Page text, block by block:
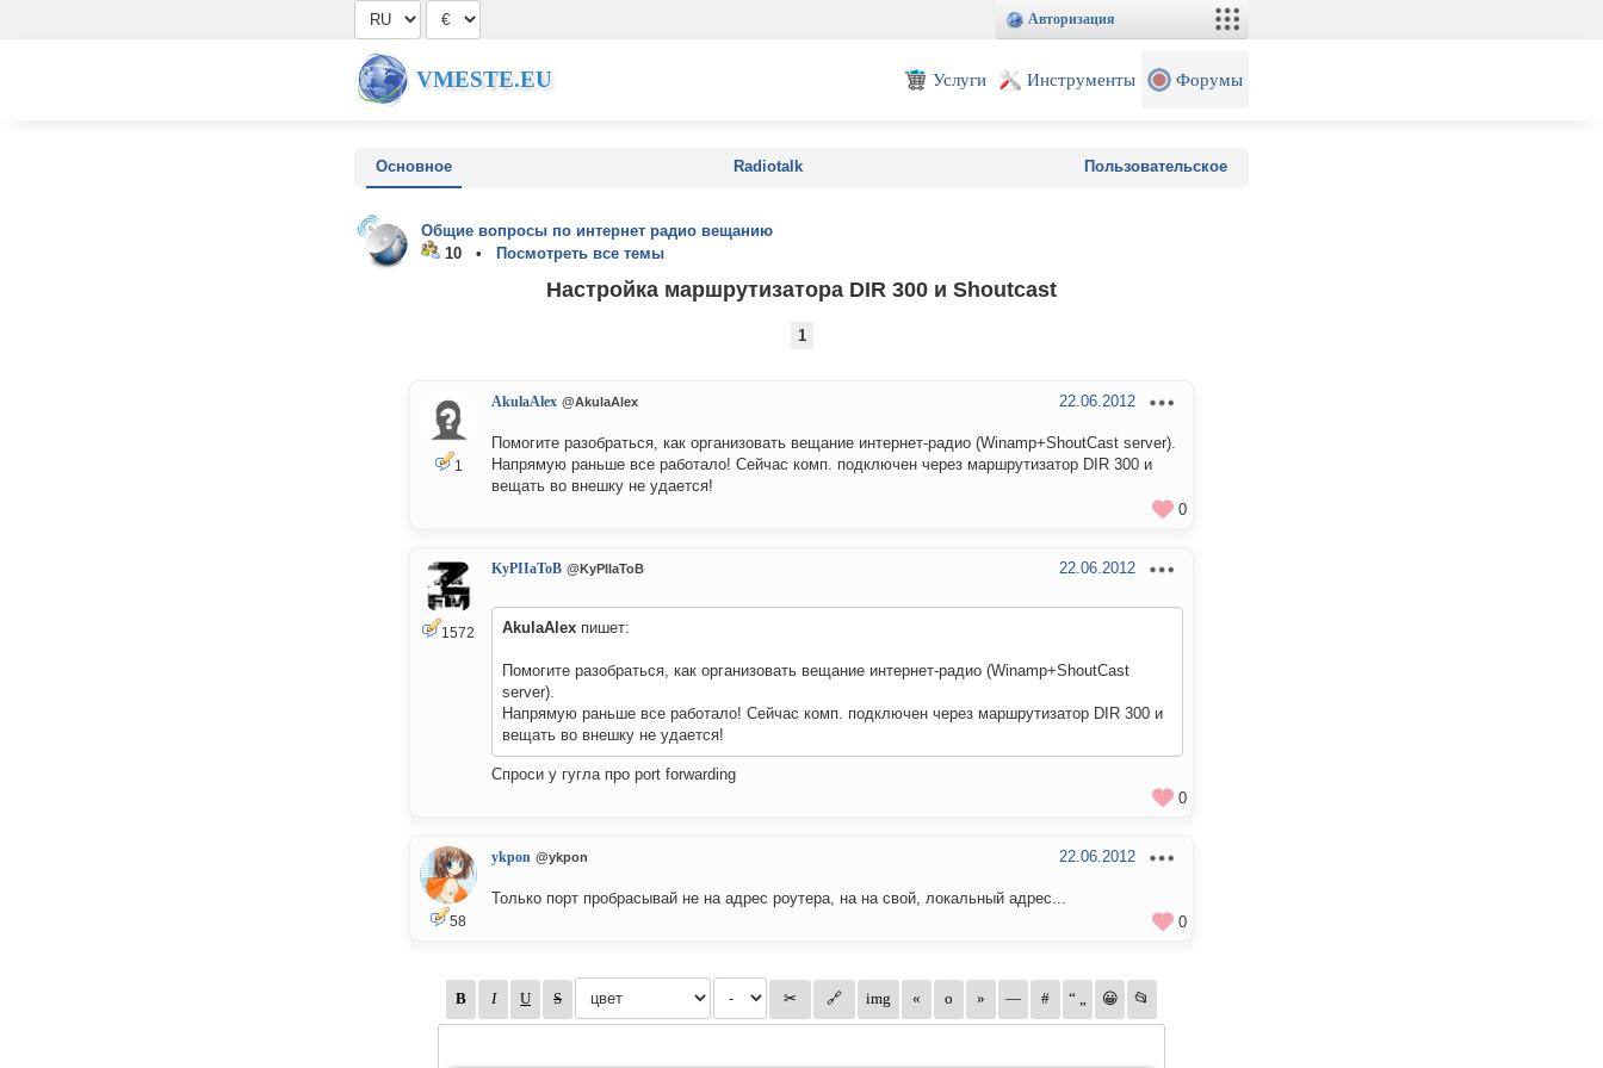
Авторизация
VMESTE.EU Услуги Инструменты Форумы
Основное Radiotalk Пользовательское
Общие вопросы по интернет радио вещанию
10 •
Посмотреть все темы
Настройка маршрутизатора DIR 300 и Shoutcast
1
1
AkulaAlex @AkulaAlex 22.06.2012
Помогите разобраться, как организовать вещание интернет-радио (Winamp+ShoutCast server).
Напрямую раньше все работало! Сейчас комп. подключен через маршрутизатор DIR 300 и
вещать во внешку не удается!
0
1572
KyPIIaToB @KyPIIaToB 22.06.2012
AkulaAlex пишет:
Помогите разобраться, как организовать вещание интернет-радио (Winamp+ShoutCast
server).
Напрямую раньше все работало! Сейчас комп. подключен через маршрутизатор DIR 300 и
вещать во внешку не удается!
Спроси у гугла про port forwarding
0
58
ykpon @ykpon 22.06.2012
Только порт пробрасывай не на адрес роутера, на на свой, локальный адрес...
0